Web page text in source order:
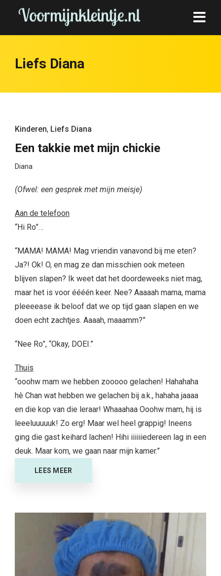
Liefs Diana
Kinderen, Liefs Diana
Een takkie met mijn chickie
Diana
(Ofwel: een gesprek met mijn meisje)
Aan de telefoon
“Hi Ro”…
“MAMA! MAMA! Mag vriendin vanavond bij me eten?
Ja?! Ok! O, en mag ze dan misschien ook meteen
blijven slapen? Ik weet dat het doordeweeks niet mag,
maar het is voor éééén keer. Nee? Aaaaah mama, mama
pleeeease ik beloof dat we op tijd gaan slapen en we
doen echt zachtjes. Aaaah, maaamm?”
“Nee Ro”, “Okay, DOEI.”
Thuis
“ooohw mam we hebben zooooo gelachen! Hahahaha
hè Chan wat hebben we gelachen bij a.k., hahaha jaaaa
en die kop van die leraar! Whaaahaa Ooohw mam, hij is
leeeluuuuuk! Zo erg! Maar wel heel grappig! Ineens
ging die gast keihard lachen! Hihi iiiiiiedereen lag in een
deuk. Maar kom, we gaan naar mijn kamer.”
LEES MEER